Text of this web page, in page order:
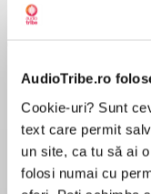
AudioTribe.ro
Cookie-uri? Sunt
text care permit
un site, ca tu să ai
folosi numai cu
Elita de Argint (Elita
de...
Dani Francis